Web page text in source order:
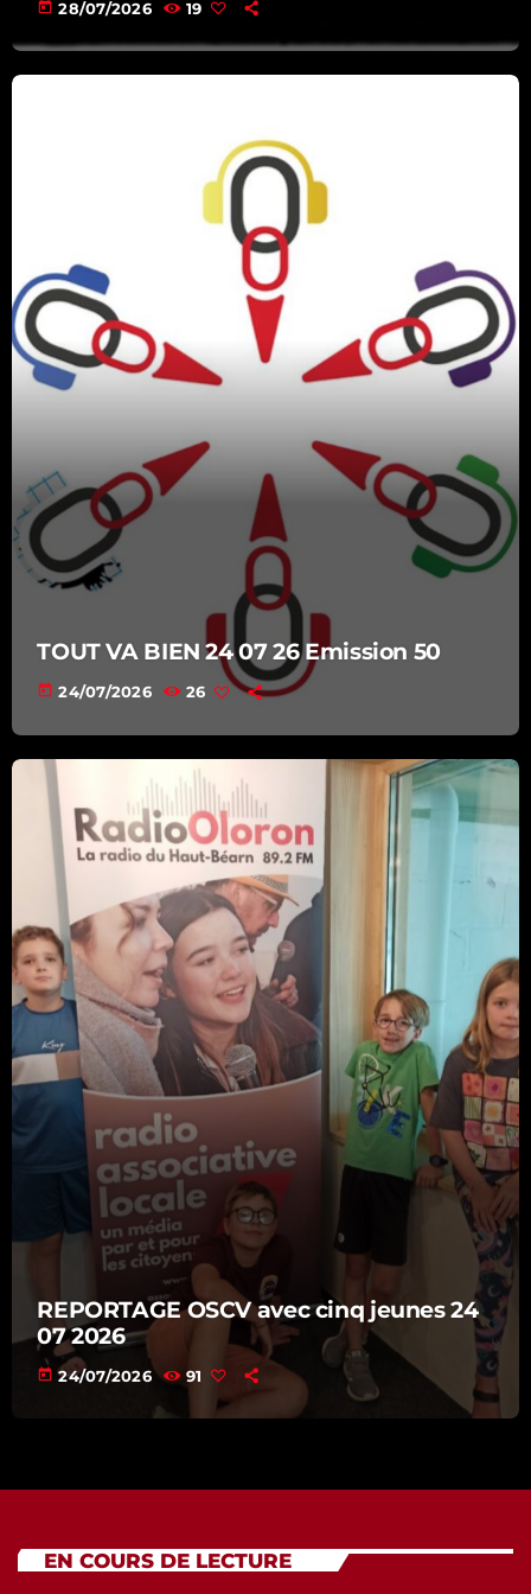
today 28/07/2026 19
TOUT VA BIEN 24 07 26 Emission 50
today 24/07/2026 26
REPORTAGE OSCV avec cinq jeunes 24
07 2026
today 24/07/2026 91
EN COURS DE LECTURE